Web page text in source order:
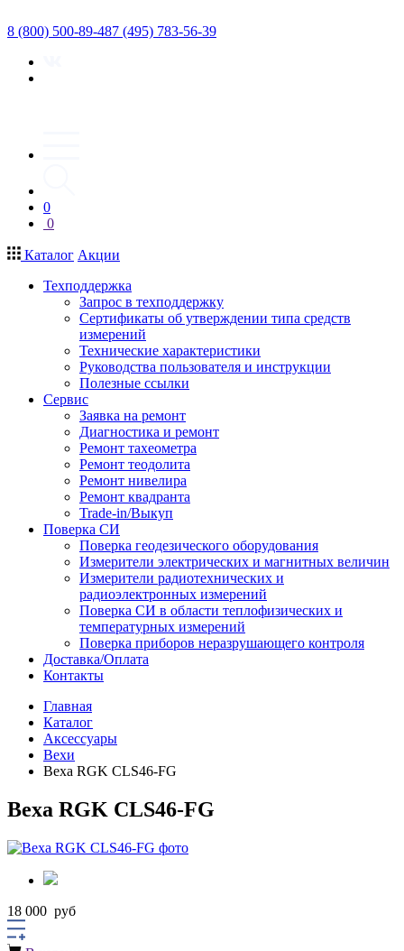
8 (800) 500-89-487 (495) 783-56-39
0
0
Каталог Акции
Техподдержка
Запрос в техподдержку
Сертификаты об утверждении типа средств
измерений
Технические характеристики
Руководства пользователя и инструкции
Полезные ссылки
Сервис
Заявка на ремонт
Диагностика и ремонт
Ремонт тахеометра
Ремонт теодолита
Ремонт нивелира
Ремонт квадранта
Trade-in/Выкуп
Поверка СИ
Поверка геодезического оборудования
Измерители электрических и магнитных величин
Измерители радиотехнических и
радиоэлектронных измерений
Поверка СИ в области теплофизических и
температурных измерений
Поверка приборов неразрушающего контроля
Доставка/Оплата
Контакты
Главная
Каталог
Аксессуары
Вехи
Веха RGK CLS46-FG
Веха RGK CLS46-FG
18 000 руб